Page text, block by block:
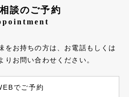
談のご予約
をお持ちの方は、お電話もしくは
りお問い合わせください。
でご予約